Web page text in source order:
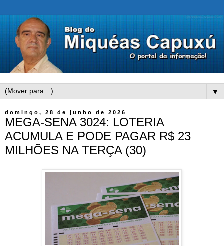
▼
domingo, 28 de junho de 2026
MEGA-SENA 3024: LOTERIA
ACUMULA E PODE PAGAR R$ 23
MILHÕES NA TERÇA (30)